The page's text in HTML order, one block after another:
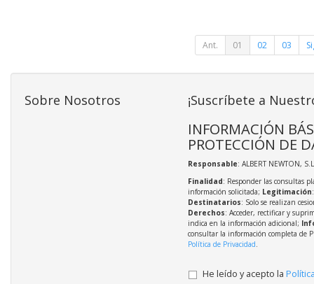
Ant. 01 02 03
Sobre Nosotros ¡Suscríbete a
INFORMACIÓN
PROTECCIÓN DE
Responsable: ALBERT NEWTON,
Finalidad: Responder las consultas
información solicitada; Legitimación
Destinatarios: Solo se realizan
Derechos: Acceder, rectificar y
indica en la información adicional;
consultar la información completa de
Política de Privacidad.
He leído y acepto la